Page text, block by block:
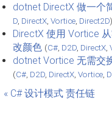
dotnet DirectX 做一个
D DirectX Vortice Direct2D)
DirectX 使用 Vortice
改颜色 (C# D2D DirectX
dotnet Vortice 无需交
(C# D2D DirectX Vortice
« C# 设计模式 责任链